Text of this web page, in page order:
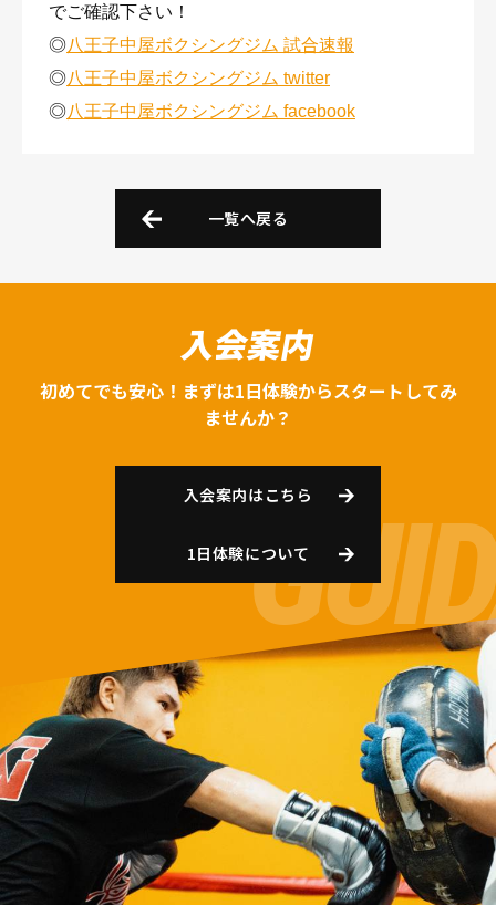
でご確認下さい！
◎八王子中屋ボクシングジム 試合速報
◎八王子中屋ボクシングジム twitter
◎八王子中屋ボクシングジム facebook
一覧へ戻る
入会案内
初めてでも安心！まずは1日体験からスタートしてみ
ませんか？
入会案内はこちら
1日体験について